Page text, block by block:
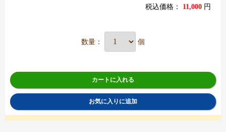
税込価格： 11,000 円
数量： 個
カートに入れる
お気に入りに追加